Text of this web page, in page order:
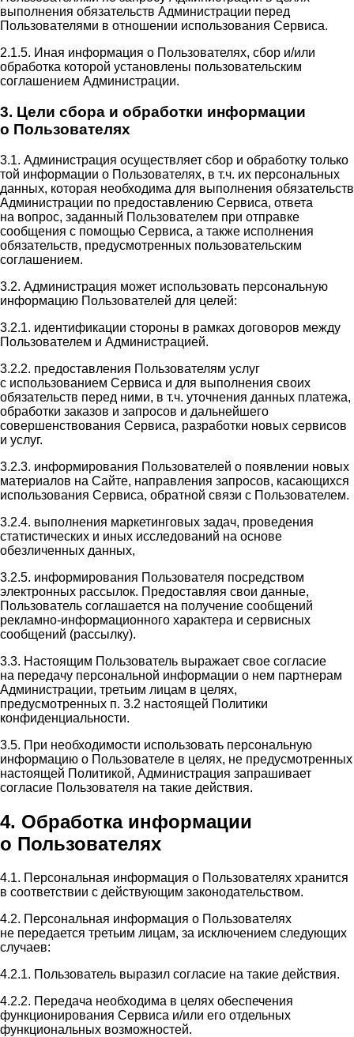
выполнения обязательств Администрации перед
Пользователями в отношении использования Сервиса.
2.1.5. Иная информация о Пользователях, сбор и/или
обработка которой установлены пользовательским
соглашением Администрации.
3. Цели сбора и обработки информации
о Пользователях
3.1. Администрация осуществляет сбор и обработку только
той информации о Пользователях, в т.ч. их персональных
данных, которая необходима для выполнения обязательств
Администрации по предоставлению Сервиса, ответа
на вопрос, заданный Пользователем при отправке
сообщения с помощью Сервиса, а также исполнения
обязательств, предусмотренных пользовательским
соглашением.
3.2. Администрация может использовать персональную
информацию Пользователей для целей:
3.2.1. идентификации стороны в рамках договоров между
Пользователем и Администрацией.
3.2.2. предоставления Пользователям услуг
с использованием Сервиса и для выполнения своих
обязательств перед ними, в т.ч. уточнения данных платежа,
обработки заказов и запросов и дальнейшего
совершенствования Сервиса, разработки новых сервисов
и услуг.
3.2.3. информирования Пользователей о появлении новых
материалов на Сайте, направления запросов, касающихся
использования Сервиса, обратной связи с Пользователем.
3.2.4. выполнения маркетинговых задач, проведения
статистических и иных исследований на основе
обезличенных данных,
3.2.5. информирования Пользователя посредством
электронных рассылок. Предоставляя свои данные,
Пользователь соглашается на получение сообщений
рекламно-информационного характера и сервисных
сообщений (рассылку).
3.3. Настоящим Пользователь выражает свое согласие
на передачу персональной информации о нем партнерам
Администрации, третьим лицам в целях,
предусмотренных п. 3.2 настоящей Политики
конфиденциальности.
3.5. При необходимости использовать персональную
информацию о Пользователе в целях, не предусмотренных
настоящей Политикой, Администрация запрашивает
согласие Пользователя на такие действия.
4. Обработка информации
о Пользователях
4.1. Персональная информация о Пользователях хранится
в соответствии с действующим законодательством.
4.2. Персональная информация о Пользователях
не передается третьим лицам, за исключением следующих
случаев:
4.2.1. Пользователь выразил согласие на такие действия.
4.2.2. Передача необходима в целях обеспечения
функционирования Сервиса и/или его отдельных
функциональных возможностей.